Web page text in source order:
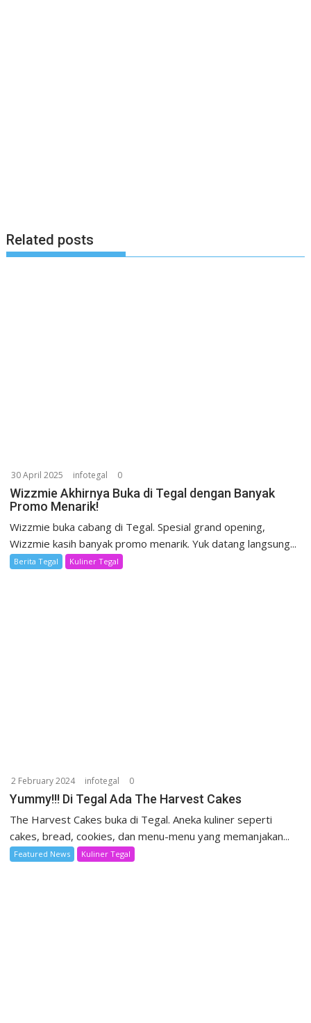
Related posts
30 April 2025 infotegal 0
Wizzmie Akhirnya Buka di Tegal dengan Banyak
Promo Menarik!
Wizzmie buka cabang di Tegal. Spesial grand opening,
Wizzmie kasih banyak promo menarik. Yuk datang langsung...
Berita Tegal Kuliner Tegal
2 February 2024 infotegal 0
Yummy!!! Di Tegal Ada The Harvest Cakes
The Harvest Cakes buka di Tegal. Aneka kuliner seperti
cakes, bread, cookies, dan menu-menu yang memanjakan...
Featured News Kuliner Tegal